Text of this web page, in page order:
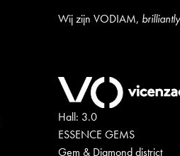
Wij zijn VODIAM,
Hall: 3.0
ESSENCE GEMS
Gem & Diamond district